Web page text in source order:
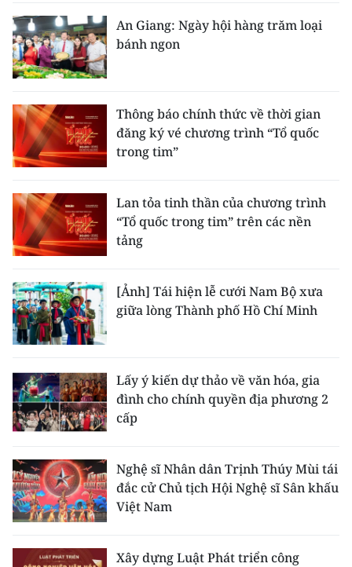
An Giang: Ngày hội hàng trăm loại
bánh ngon
Thông báo chính thức về thời gian
đăng ký vé chương trình “Tổ quốc
trong tim”
Lan tỏa tinh thần của chương trình
“Tổ quốc trong tim” trên các nền
tảng
[Ảnh] Tái hiện lễ cưới Nam Bộ xưa
giữa lòng Thành phố Hồ Chí Minh
Lấy ý kiến dự thảo về văn hóa, gia
đình cho chính quyền địa phương 2
cấp
Nghệ sĩ Nhân dân Trịnh Thúy Mùi tái
đắc cử Chủ tịch Hội Nghệ sĩ Sân khấu
Việt Nam
Xây dựng Luật Phát triển công